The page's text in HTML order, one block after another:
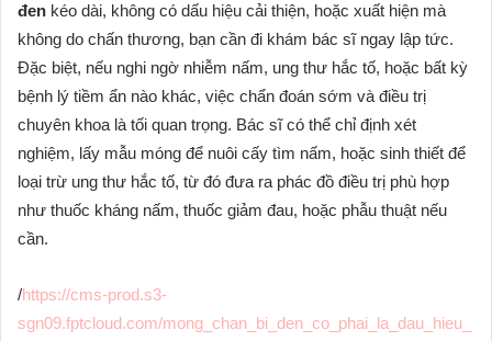
đen kéo dài, không có dấu hiệu cải thiện, hoặc xuất hiện mà
không do chấn thương, bạn cần đi khám bác sĩ ngay lập tức.
Đặc biệt, nếu nghi ngờ nhiễm nấm, ung thư hắc tố, hoặc bất kỳ
bệnh lý tiềm ẩn nào khác, việc chẩn đoán sớm và điều trị
chuyên khoa là tối quan trọng. Bác sĩ có thể chỉ định xét
nghiệm, lấy mẫu móng để nuôi cấy tìm nấm, hoặc sinh thiết để
loại trừ ung thư hắc tố, từ đó đưa ra phác đồ điều trị phù hợp
như thuốc kháng nấm, thuốc giảm đau, hoặc phẫu thuật nếu
cần.
/https://cms-prod.s3-
sgn09.fptcloud.com/mong_chan_bi_den_co_phai_la_dau_hieu_